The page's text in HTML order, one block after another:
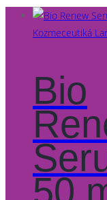
Kozmeceutiká
Bio
50